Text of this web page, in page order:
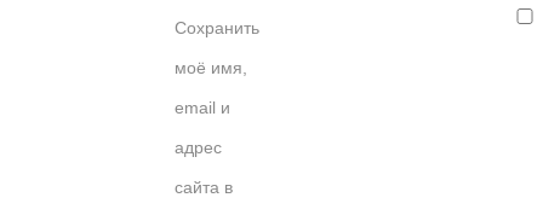
Сохранить
моё имя,
email и
адрес
сайта в